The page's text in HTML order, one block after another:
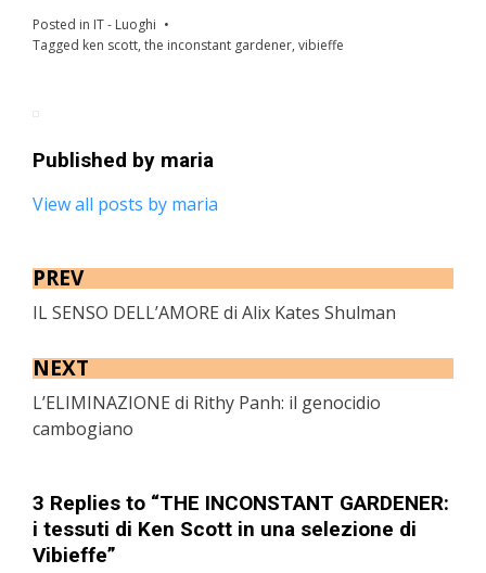
Posted in IT - Luoghi
Tagged ken scott, the inconstant gardener, vibieffe
Published by maria
View all posts by maria
PREV
IL SENSO DELL’AMORE di Alix Kates Shulman
NEXT
L’ELIMINAZIONE di Rithy Panh: il genocidio
cambogiano
3 Replies to “THE INCONSTANT GARDENER:
i tessuti di Ken Scott in una selezione di
Vibieffe”